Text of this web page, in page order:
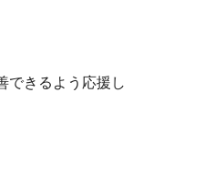
できるよう応援し